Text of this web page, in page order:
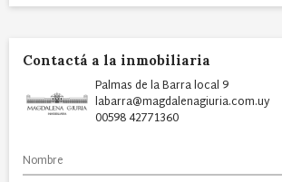
Contactá a la inmobiliaria
Palmas de la Barra local 9
labarra@magdalenagiuria.com.uy
00598 42771360